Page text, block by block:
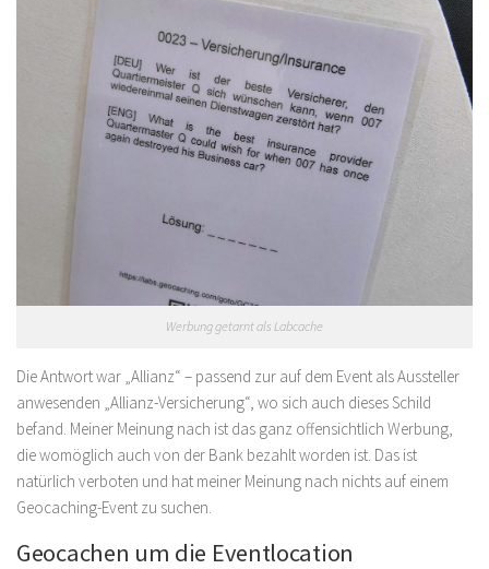
Werbung getarnt als Labcache
Die Antwort war „Allianz“ – passend zur auf dem Event als Aussteller
anwesenden „Allianz-Versicherung“, wo sich auch dieses Schild
befand. Meiner Meinung nach ist das ganz offensichtlich Werbung,
die womöglich auch von der Bank bezahlt worden ist. Das ist
natürlich verboten und hat meiner Meinung nach nichts auf einem
Geocaching-Event zu suchen.
Geocachen um die Eventlocation